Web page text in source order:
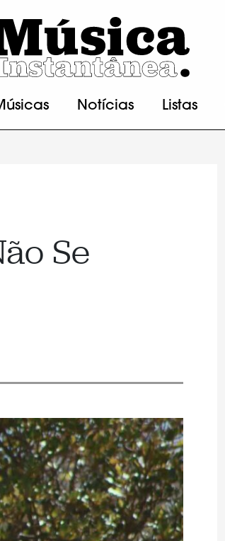
Notícias Listas
Se